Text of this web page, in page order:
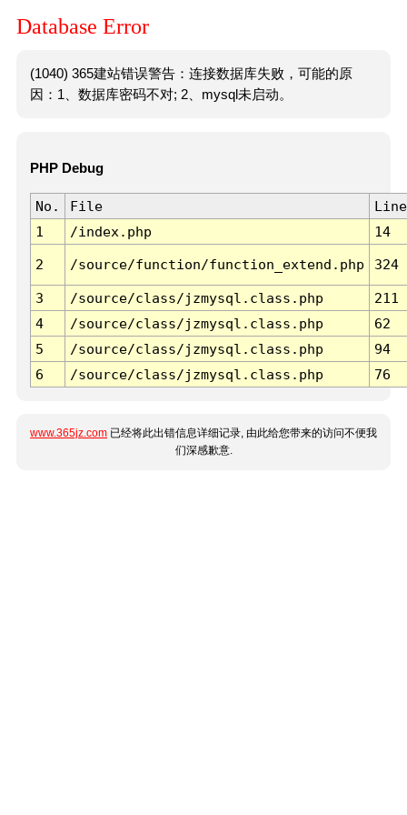
Database Error
(1040) 365建站错误警告：连接数据库失败，可能的原
因：1、数据库密码不对; 2、mysql未启动。
PHP Debug
No. File
Line
1
/index.php 14
2 /source/function/function_extend.php 324
3 /source/class/jzmysql.class.php
211
4
/source/class/jzmysql.class.php
62
5
/source/class/jzmysql.class.php
94
6
/source/class/jzmysql.class.php 76
www.365jz.com 已经将此出错信息详细记录, 由此给您带来的访问不便我
们深感歉意.